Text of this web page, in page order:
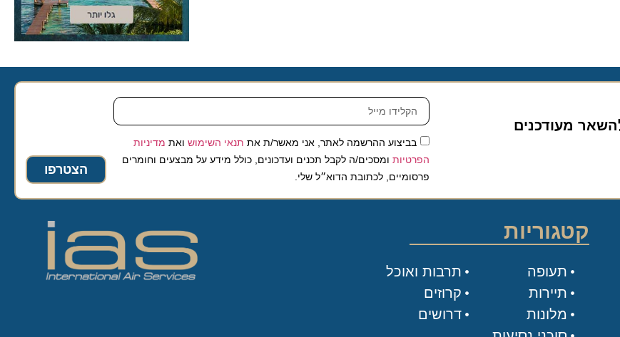
מעודכנים
בביצוע ההרשמה לאתר, אני מאשר/ת אתתנאי השימושואת מדיניות
הפרטיותומסכים/ה לקבל תכנים ועדכונים, כולל מידע על מבצעים וחומרים
פרסומיים, לכתובת הדוא״ל שלי.
הצטרפו
קטגוריות
תעופה
תיירות
מלונות
תרבות ואוכל
קרוזים
דרושים